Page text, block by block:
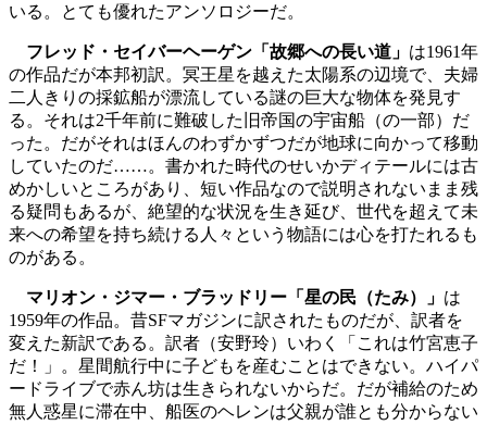
いる。とても優れたアンソロジーだ。
フレッド・セイバーヘーゲン「故郷への長い道」 は1961年
の作品だが本邦初訳。冥王星を越えた太陽系の辺境で、夫婦
二人きりの採鉱船が漂流している謎の巨大な物体を発見す
る。それは2千年前に難破した旧帝国の宇宙船（の一部）だ
った。だがそれはほんのわずかずつだが地球に向かって移動
していたのだ……。書かれた時代のせいかディテールには古
めかしいところがあり、短い作品なので説明されないまま残
る疑問もあるが、絶望的な状況を生き延び、世代を超えて未
来への希望を持ち続ける人々という物語には心を打たれるも
のがある。
マリオン・ジマー・ブラッドリー「星の民（たみ）」 は
1959年の作品。昔SFマガジンに訳されたものだが、訳者を
変えた新訳である。訳者（安野玲）いわく「これは竹宮恵子
だ！」。星間航行中に子どもを産むことはできない。ハイパ
ードライブで赤ん坊は生きられないからだ。だが補給のため
無人惑星に滞在中、船医のヘレンは父親が誰とも分からない